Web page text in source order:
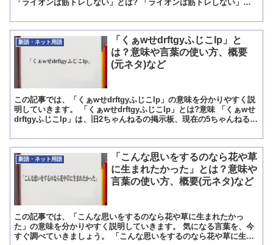
「ライオンは筋トレしない」とは? 「ライオンは筋トレしない」と
新語・ネット用語
「くぁwせdrftgyふじこlp」と
は？意味や言葉の使い方、概要
(元ネタ)など
この記事では、「くぁwせdrftgyふじこlp」の意味を分かりやすく説
明していきます。 「くぁwせdrftgyふじこlp」とは?意味 「くぁwせ
drftgyふじこlp」は、旧2ちゃんねるの掲示板、現在の5ちゃんねる掲
新語・ネット用語
「こんな思いをするのなら花や草
に生まれたかった」とは？意味や
言葉の使い方、概要(元ネタ)など
この記事では、「こんな思いをするのなら花や草に生まれたかっ
た」の意味を分かりやすく説明していきます。 気になる言葉を、今
すぐ調べていきましょう。 「こんな思いをするのなら花や草に生ま